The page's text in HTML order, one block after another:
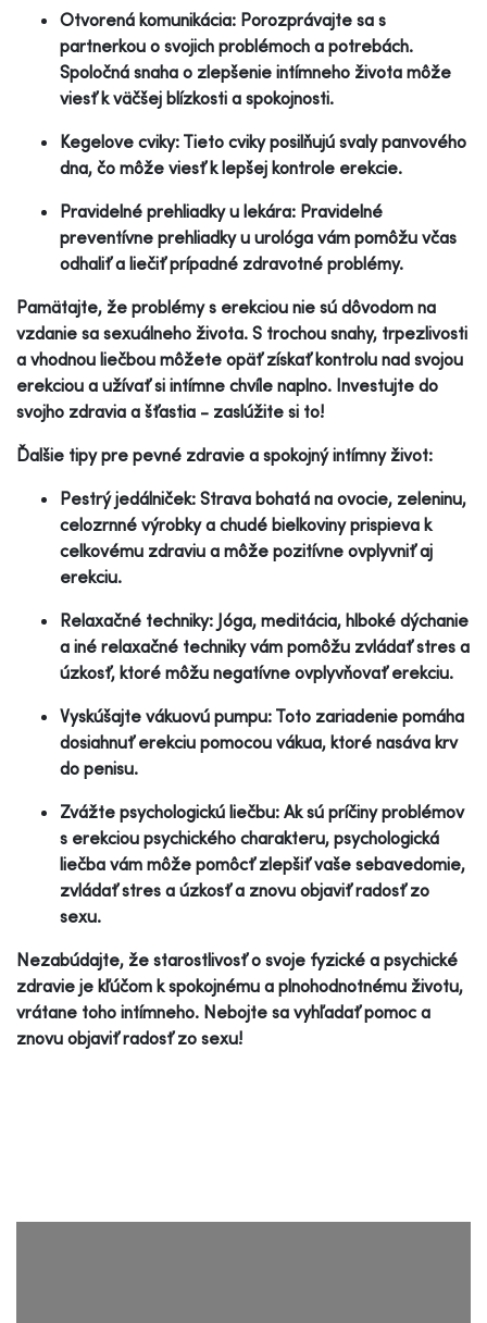
Otvorená komunikácia: Porozprávajte sa s
partnerkou o svojich problémoch a potrebách.
Spoločná snaha o zlepšenie intímneho života môže
viesť k väčšej blízkosti a spokojnosti.
Kegelove cviky: Tieto cviky posilňujú svaly panvového
dna, čo môže viesť k lepšej kontrole erekcie.
Pravidelné prehliadky u lekára: Pravidelné
preventívne prehliadky u urológa vám pomôžu včas
odhaliť a liečiť prípadné zdravotné problémy.
Pamätajte, že problémy s erekciou nie sú dôvodom na
vzdanie sa sexuálneho života. S trochou snahy, trpezlivosti
a vhodnou liečbou môžete opäť získať kontrolu nad svojou
erekciou a užívať si intímne chvíle naplno. Investujte do
svojho zdravia a šťastia - zaslúžite si to!
Ďalšie tipy pre pevné zdravie a spokojný intímny život:
Pestrý jedálniček: Strava bohatá na ovocie, zeleninu,
celozrnné výrobky a chudé bielkoviny prispieva k
celkovému zdraviu a môže pozitívne ovplyvniť aj
erekciu.
Relaxačné techniky: Jóga, meditácia, hlboké dýchanie
a iné relaxačné techniky vám pomôžu zvládať stres a
úzkosť, ktoré môžu negatívne ovplyvňovať erekciu.
Vyskúšajte vákuovú pumpu: Toto zariadenie pomáha
dosiahnuť erekciu pomocou vákua, ktoré nasáva krv
do penisu.
Zvážte psychologickú liečbu: Ak sú príčiny problémov
s erekciou psychického charakteru, psychologická
liečba vám môže pomôcť zlepšiť vaše sebavedomie,
zvládať stres a úzkosť a znovu objaviť radosť zo
sexu.
Nezabúdajte, že starostlivosť o svoje fyzické a psychické
zdravie je kľúčom k spokojnému a plnohodnotnému životu,
vrátane toho intímneho. Nebojte sa vyhľadať pomoc a
znovu objaviť radosť zo sexu!